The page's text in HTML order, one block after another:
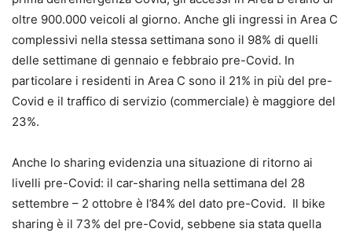
oltre 900.000 veicoli al giorno. Anche gli ingressi in Area C
complessivi nella stessa settimana sono il 98% di quelli
delle settimane di gennaio e febbraio pre-Covid. In
particolare i residenti in Area C sono il 21% in più del pre-
Covid e il traffico di servizio (commerciale) è maggiore del
23%.
Anche lo sharing evidenzia una situazione di ritorno ai
livelli pre-Covid: il car-sharing nella settimana del 28
settembre – 2 ottobre è l’84% del dato pre-Covid. Il bike
sharing è il 73% del pre-Covid, sebbene sia stata quella